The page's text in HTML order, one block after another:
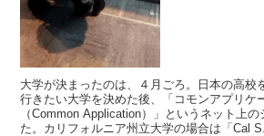
大学が決まったのは、４月ごろ。日本の高校
行きたい大学を決めた後、「コモンアプリケ
（Common Application）」というネット上
た。カリフォルニア州立大学の場合は「Cal